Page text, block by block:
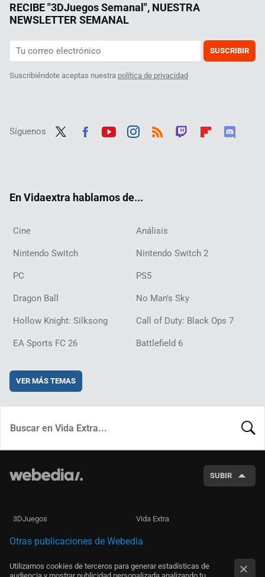
RECIBE "3DJuegos Semanal", NUESTRA
NEWSLETTER SEMANAL
SUSCRIBIR
Suscribiéndote aceptas nuestra política de privacidad
Síguenos
En Vidaextra hablamos de...
Cine Análisis
Nintendo Switch Nintendo Switch 2
PC PS5
Dragon Ball No Man's Sky
Hollow Knight: Silksong Call of Duty: Black Ops 7
EA Sports FC 26 Battlefield 6
VER MÁS TEMAS
SUBIR
3DJuegos Vida Extra
Otras publicaciones de Webedia
Utilizamos cookies de terceros para generar estadísticas de